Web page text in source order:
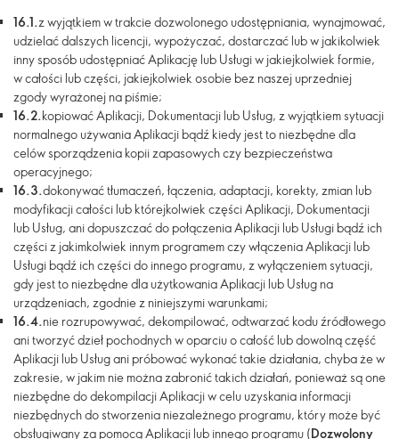
16.1.z wyjątkiem w trakcie dozwolonego udostępniania, wynajmować,
udzielać dalszych licencji, wypożyczać, dostarczać lub w jakikolwiek
inny sposób udostępniać Aplikację lub Usługi w jakiejkolwiek formie,
w całości lub części, jakiejkolwiek osobie bez naszej uprzedniej
zgody wyrażonej na piśmie;
16.2.kopiować Aplikacji, Dokumentacji lub Usług, z wyjątkiem sytuacji
normalnego używania Aplikacji bądź kiedy jest to niezbędne dla
celów sporządzenia kopii zapasowych czy bezpieczeństwa
operacyjnego;
16.3.dokonywać tłumaczeń, łączenia, adaptacji, korekty, zmian lub
modyfikacji całości lub którejkolwiek części Aplikacji, Dokumentacji
lub Usług, ani dopuszczać do połączenia Aplikacji lub Usługi bądź ich
części z jakimkolwiek innym programem czy włączenia Aplikacji lub
Usługi bądź ich części do innego programu, z wyłączeniem sytuacji,
gdy jest to niezbędne dla użytkowania Aplikacji lub Usług na
urządzeniach, zgodnie z niniejszymi warunkami;
16.4.nie rozrupowywać, dekompilować, odtwarzać kodu źródłowego
ani tworzyć dzieł pochodnych w oparciu o całość lub dowolną część
Aplikacji lub Usług ani próbować wykonać takie działania, chyba że w
zakresie, w jakim nie można zabronić takich działań, ponieważ są one
niezbędne do dekompilacji Aplikacji w celu uzyskania informacji
niezbędnych do stworzenia niezależnego programu, który może być
obsługiwany za pomocą Aplikacji lub innego programu (Dozwolony